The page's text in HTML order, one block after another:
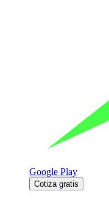
Google Play
Cotiza gratis